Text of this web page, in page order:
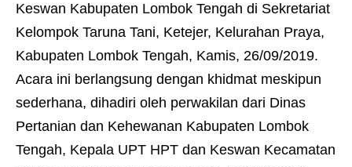
Keswan Kabupaten Lombok Tengah di Sekretariat
Kelompok Taruna Tani, Ketejer, Kelurahan Praya,
Kabupaten Lombok Tengah, Kamis, 26/09/2019.
Acara ini berlangsung dengan khidmat meskipun
sederhana, dihadiri oleh perwakilan dari Dinas
Pertanian dan Kehewanan Kabupaten Lombok
Tengah, Kepala UPT HPT dan Keswan Kecamatan